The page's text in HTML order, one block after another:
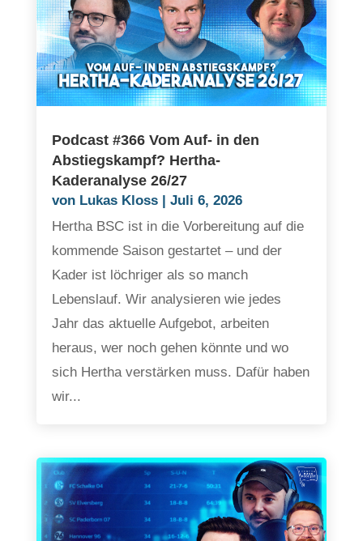
Podcast #366 Vom Auf- in den
Abstiegskampf? Hertha-
Kaderanalyse 26/27
von Lukas Kloss| Juli 6, 2026
Hertha BSC ist in die Vorbereitung auf die
kommende Saison gestartet – und der
Kader ist löchriger als so manch
Lebenslauf. Wir analysieren wie jedes
Jahr das aktuelle Aufgebot, arbeiten
heraus, wer noch gehen könnte und wo
sich Hertha verstärken muss. Dafür haben
wir...